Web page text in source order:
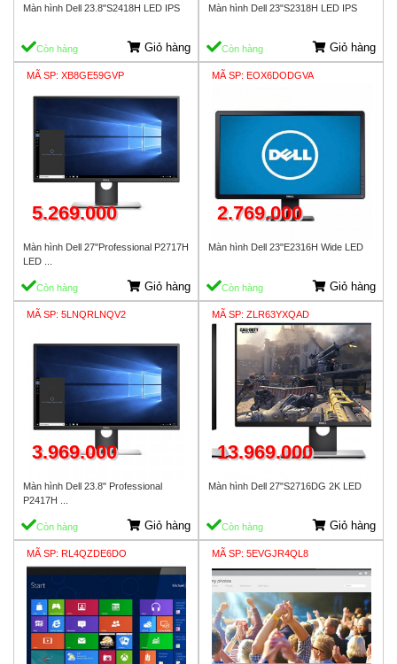
Màn hình Dell 23.8"S2418H LED IPS
Còn hàng Giỏ hàng
Màn hình Dell 23"S2318H LED IPS
Còn hàng Giỏ hàng
MÃ SP: XB8GE59GVP
5.269.000
Màn hình Dell 27"Professional P2717H
LED ...
Còn hàng Giỏ hàng
MÃ SP: EOX6DODGVA
2.769.000
Màn hình Dell 23"E2316H Wide LED
Còn hàng Giỏ hàng
MÃ SP: 5LNQRLNQV2
3.969.000
Màn hình Dell 23.8" Professional
P2417H ...
Còn hàng Giỏ hàng
MÃ SP: ZLR63YXQAD
13.969.000
Màn hình Dell 27"S2716DG 2K LED
Còn hàng Giỏ hàng
MÃ SP: RL4QZDE6DO MÃ SP: 5EVGJR4QL8